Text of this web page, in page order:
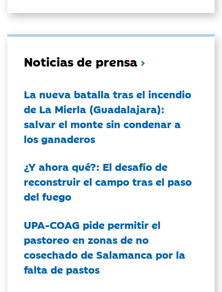
Noticias de prensa
La nueva batalla tras el incendio
de La Mierla (Guadalajara):
salvar el monte sin condenar a
los ganaderos
¿Y ahora qué?: El desafío de
reconstruir el campo tras el paso
del fuego
UPA-COAG pide permitir el
pastoreo en zonas de no
cosechado de Salamanca por la
falta de pastos